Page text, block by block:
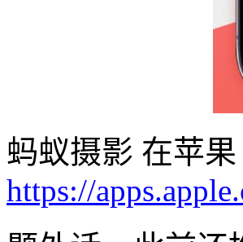
蚂蚁摄影 在苹
https://